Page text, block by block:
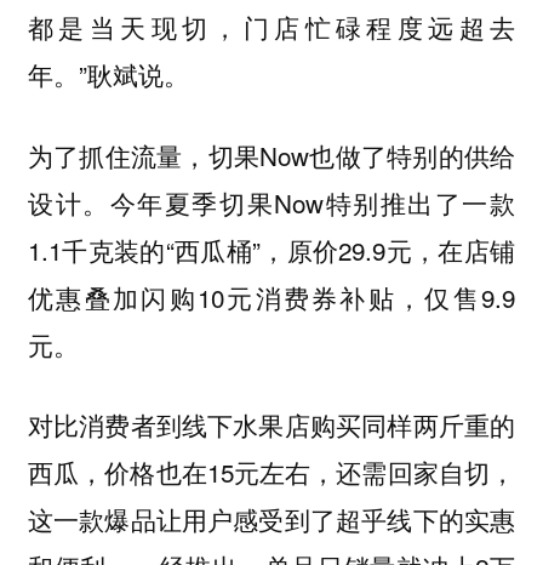
都是当天现切，门店忙碌程度远超去
年。”耿斌说。
为了抓住流量，切果Now也做了特别的供给
设计。今年夏季切果Now特别推出了一款
1.1千克装的“西瓜桶”，原价29.9元，在店铺
优惠叠加闪购10元消费券补贴，仅售9.9
元。
对比消费者到线下水果店购买同样两斤重的
西瓜，价格也在15元左右，还需回家自切，
这一款爆品让用户感受到了超乎线下的实惠